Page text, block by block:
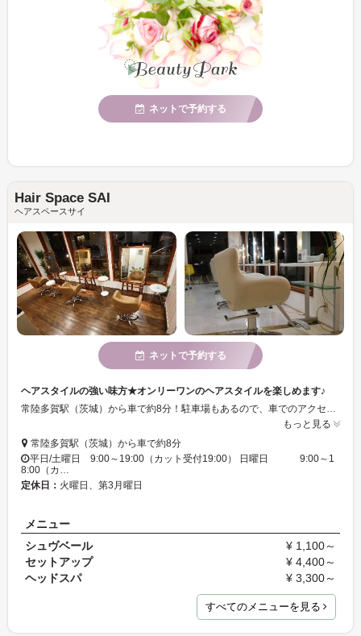
ネットで予約する
Hair Space SAI
ヘアスペースサイ
ネットで予約する
ヘアスタイルの強い味方★オンリーワンのヘアスタイルを楽しめます♪
常陸多賀駅（茨城）から車で約8分！駐車場もあるので、車でのアクセスがオススメ◎清潔感のある店内はアットホームな雰囲気です♪おうちでのヘアスタイリングの再現を重視し、ホームケアも簡単に出来るようにヘアスタイルをつくります◎お客様の要望にそったヘアスタイルを提供いたしますので、理想のヘアスタイルを手に入れたい方は、是非、足をお運び下さい♪
もっと見る
常陸多賀駅（茨城）から車で約8分
平日/土曜日 9:00～19:00（カット受付19:00） 日曜日 9:00～1
8:00（カ…
定休日： 火曜日、第3月曜日
メニュー
シュヴベール
¥ 1,100～
セットアップ
¥ 4,400～
ヘッドスパ
¥ 3,300～
すべてのメニューを見る